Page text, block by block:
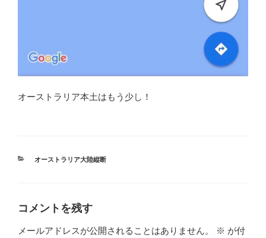
オーストラリア本土はもう少し！
カ
オーストラリア大陸縦断
コメントを残す
メールアドレスが公開されることはありません。 ※ が付